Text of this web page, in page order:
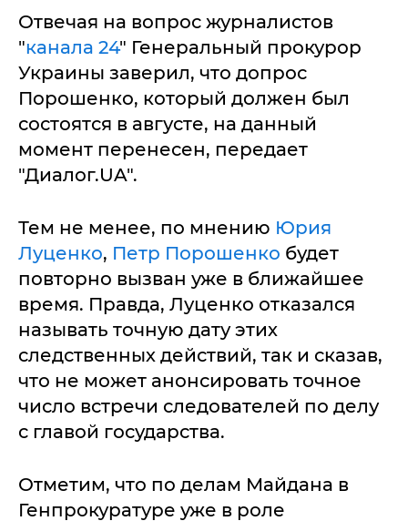
Отвечая на вопрос журналистов
"канала 24" Генеральный прокурор
Украины заверил, что допрос
Порошенко, который должен был
состоятся в августе, на данный
момент перенесен, передает
"Диалог.UA".
Тем не менее, по мнению Юрия
Луценко, Петр Порошенко будет
повторно вызван уже в ближайшее
время. Правда, Луценко отказался
называть точную дату этих
следственных действий, так и сказав,
что не может анонсировать точное
число встречи следователей по делу
с главой государства.
Отметим, что по делам Майдана в
Генпрокуратуре уже в роле